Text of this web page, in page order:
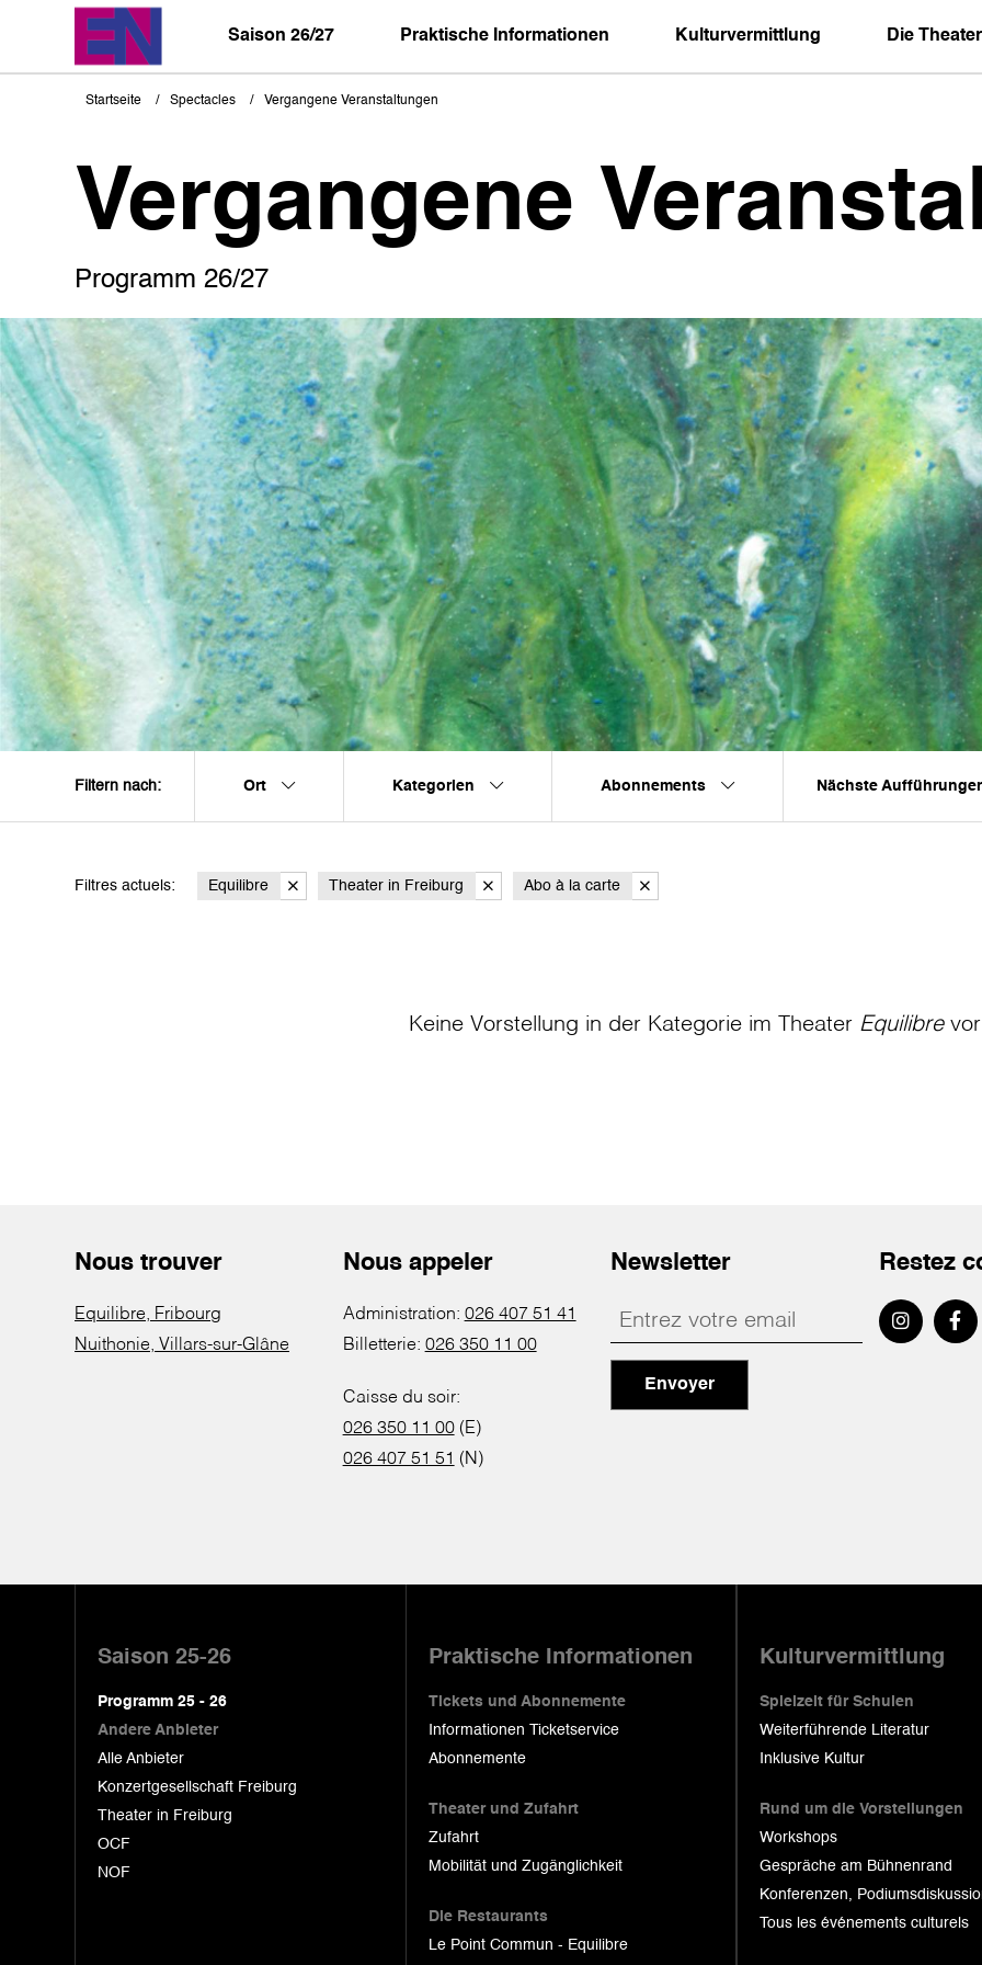
Saison 26/27 Praktische Informationen Kulturvermittlung Die Theater
Pfadnavigation
Startseite Spectacles Vergangene Veranstaltungen
Vergangene
Programm 26/27
Filtern nach: Ort Kategorien Abonnements Nächste
Filtres actuels: Equilibre Theater in Freiburg Abo à la carte
Keine Vorstellung in der Kategorie im Theater Equilibre
Nous trouver
Equilibre, Fribourg
Nuithonie, Villars-sur-Glâne
Nous appeler
Administration: 026 407 51 41
Billetterie: 026 350 11 00
Caisse du soir:
026 350 11 00(E)
026 407 51 51 (N)
Newsletter
Envoyer
Restez
Saison 25-26
Programm 25 - 26
Andere Anbieter
Alle Anbieter
Konzertgesellschaft Freiburg
Theater in Freiburg
OCF
NOF
Praktische Informationen
Tickets und Abonnemente
Informationen Ticketservice
Abonnemente
Theater und Zufahrt
Zufahrt
Mobilität und Zugänglichkeit
Die Restaurants
Le Point Commun - Equilibre
Kulturvermittlung
Spielzeit für Schulen
Weiterführende Literatur
Inklusive Kultur
Rund um die Vorstellungen
Workshops
Gespräche am Bühnenrand
Konferenzen,
Tous les événements culturels